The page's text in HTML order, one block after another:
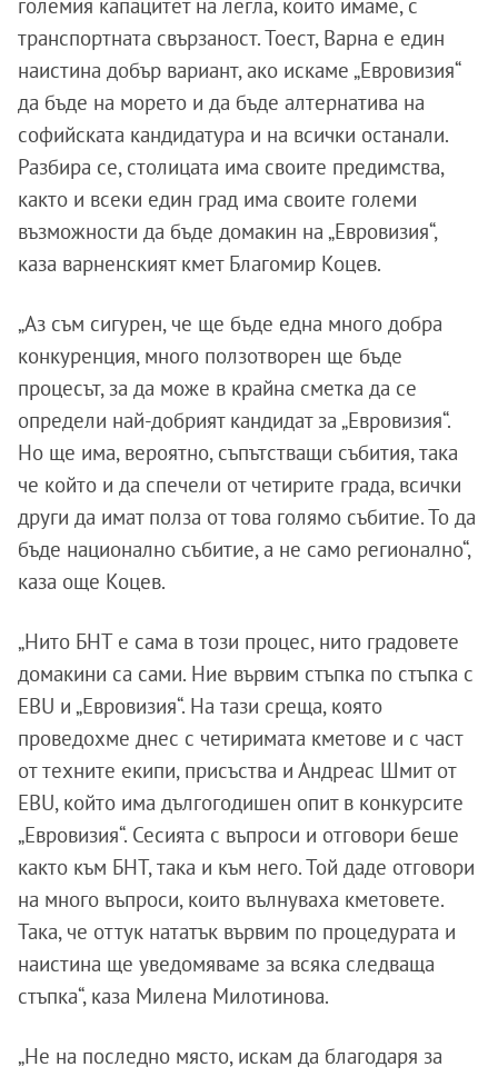
транспортната свързаност. Тоест, Варна е един
наистина добър вариант, ако искаме „Евровизия“
да бъде на морето и да бъде алтернатива на
софийската кандидатура и на всички останали.
Разбира се, столицата има своите предимства,
както и всеки един град има своите големи
възможности да бъде домакин на „Евровизия“,
каза варненският кмет Благомир Коцев.
„Аз съм сигурен, че ще бъде една много добра
конкуренция, много ползотворен ще бъде
процесът, за да може в крайна сметка да се
определи най-добрият кандидат за „Евровизия“.
Но ще има, вероятно, съпътстващи събития, така
че който и да спечели от четирите града, всички
други да имат полза от това голямо събитие. То да
бъде национално събитие, а не само регионално“,
каза още Коцев.
„Нито БНТ е сама в този процес, нито градовете
домакини са сами. Ние вървим стъпка по стъпка с
EBU и „Евровизия“. На тази среща, която
проведохме днес с четиримата кметове и с част
от техните екипи, присъства и Андреас Шмит от
EBU, който има дългогодишен опит в конкурсите
„Евровизия“. Сесията с въпроси и отговори беше
както към БНТ, така и към него. Той даде отговори
на много въпроси, които вълнуваха кметовете.
Така, че оттук нататък вървим по процедурата и
наистина ще уведомяваме за всяка следваща
стъпка“, каза Милена Милотинова.
„Не на последно място, искам да благодаря за